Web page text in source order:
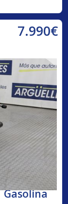
7.990€
Gasolina